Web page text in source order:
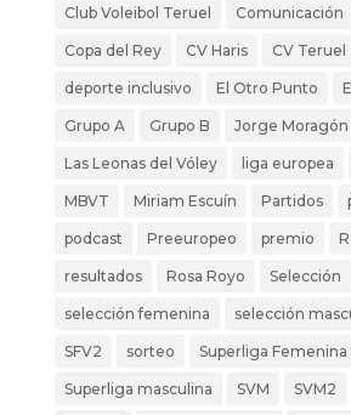
Club Voleibol Teruel Comunicación
Copa del Rey CV Haris CV Teruel
deporte inclusivo El Otro Punto
Grupo A Grupo B Jorge Moragón
Las Leonas del Vóley liga europea
MBVT Miriam Escuín Partidos
podcast Preeuropeo premio
resultados Rosa Royo Selección
selección femenina selección
SFV2 sorteo Superliga Femenina
Superliga masculina SVM SVM2